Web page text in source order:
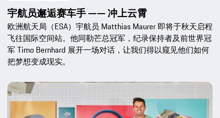
宇航员邂逅赛车手 —— 冲上云霄
欧洲航天局（ESA）宇航员 Matthias Maurer 即将于秋天启程
飞往国际空间站。他同勒芒总冠军，纪录保持者及前世界冠
军 Timo Bernhard 展开一场对话，让我们得以窥见他们如何
把梦想变成现实。